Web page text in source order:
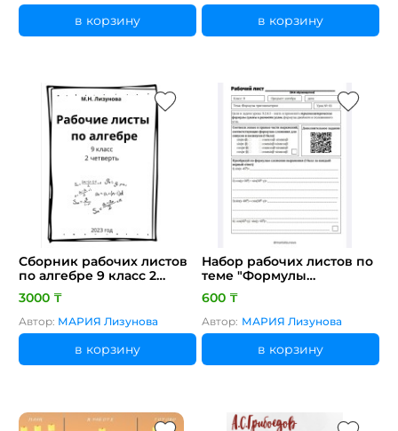
в корзину в корзину
Сборник рабочих листов
по алгебре 9 класс 2
четверть
3000 ₸
Автор: МАРИЯ Лизунова
в корзину
Набор рабочих листов по
теме "Формулы
сложения"
600 ₸
Автор: МАРИЯ Лизунова
в корзину